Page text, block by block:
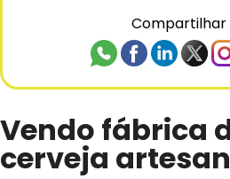
Compartilhar
Vendo fábrica
cerveja